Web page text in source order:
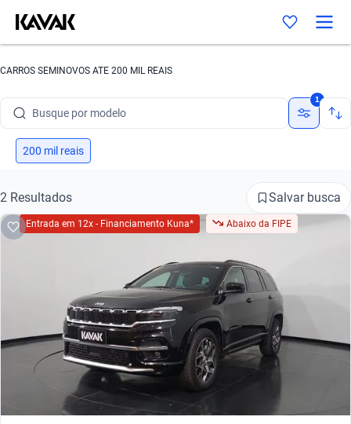
CARROS SEMINOVOS ATE 200 MIL REAIS
Busque por modelo
Busque por versão
Busque por marca
Busque por versão
Busque por ano
1
200 mil reais
2 Resultados Salvar busca
Entrada em 12x - Financiamento Kuna* Abaixo da FIPE